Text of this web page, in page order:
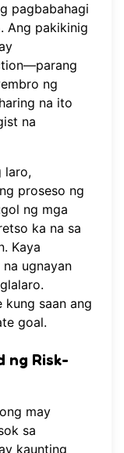
pagbabahagi
Ang pakikinig
ng
na ito
na
laro,
proseso ng
ng mga
ka na sa
Kaya
ugnayan
kung saan ang
goal.
ng Risk-
may
sa
kaunting